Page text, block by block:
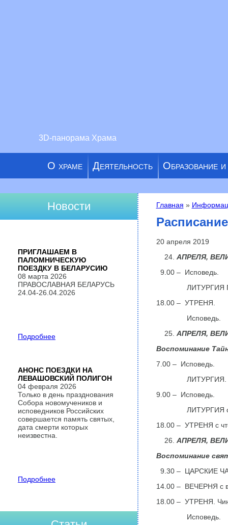
3D-панорама Храма
О храме Деятельность Образование
Вы здесь
Главная »
20 апреля 2019
АПРЕЛЯ,
9.00 – Исповедь.
ЛИТУРГИЯ
18.00 – УТРЕНЯ.
Исповедь.
АПРЕЛЯ,
Воспоминание
7.00 – Исповедь.
ЛИТУРГИЯ.
9.00 – Исповедь.
ЛИТУРГИЯ св.
18.00 – УТРЕНЯ с
АПРЕЛЯ,
Воспоминание
9.30 – ЦАРСКИЕ
14.00 – ВЕЧЕРНЯ с
18.00 – УТРЕНЯ.
Исповедь.
Новости
ПРИГЛАШАЕМ В
ПАЛОМНИЧЕСКУЮ
ПОЕЗДКУ В БЕЛАРУСИЮ
08 марта 2026
ПРАВОСЛАВНАЯ БЕЛАРУСЬ
24.04-26.04.2026
Подробнее
АНОНС ПОЕЗДКИ НА
ЛЕВАШОВСКИЙ ПОЛИГОН
04 февраля 2026
Только в день празднования
Собора новомучеников и
исповедников Российских
совершается память святых,
дата смерти которых
неизвестна.
Подробнее